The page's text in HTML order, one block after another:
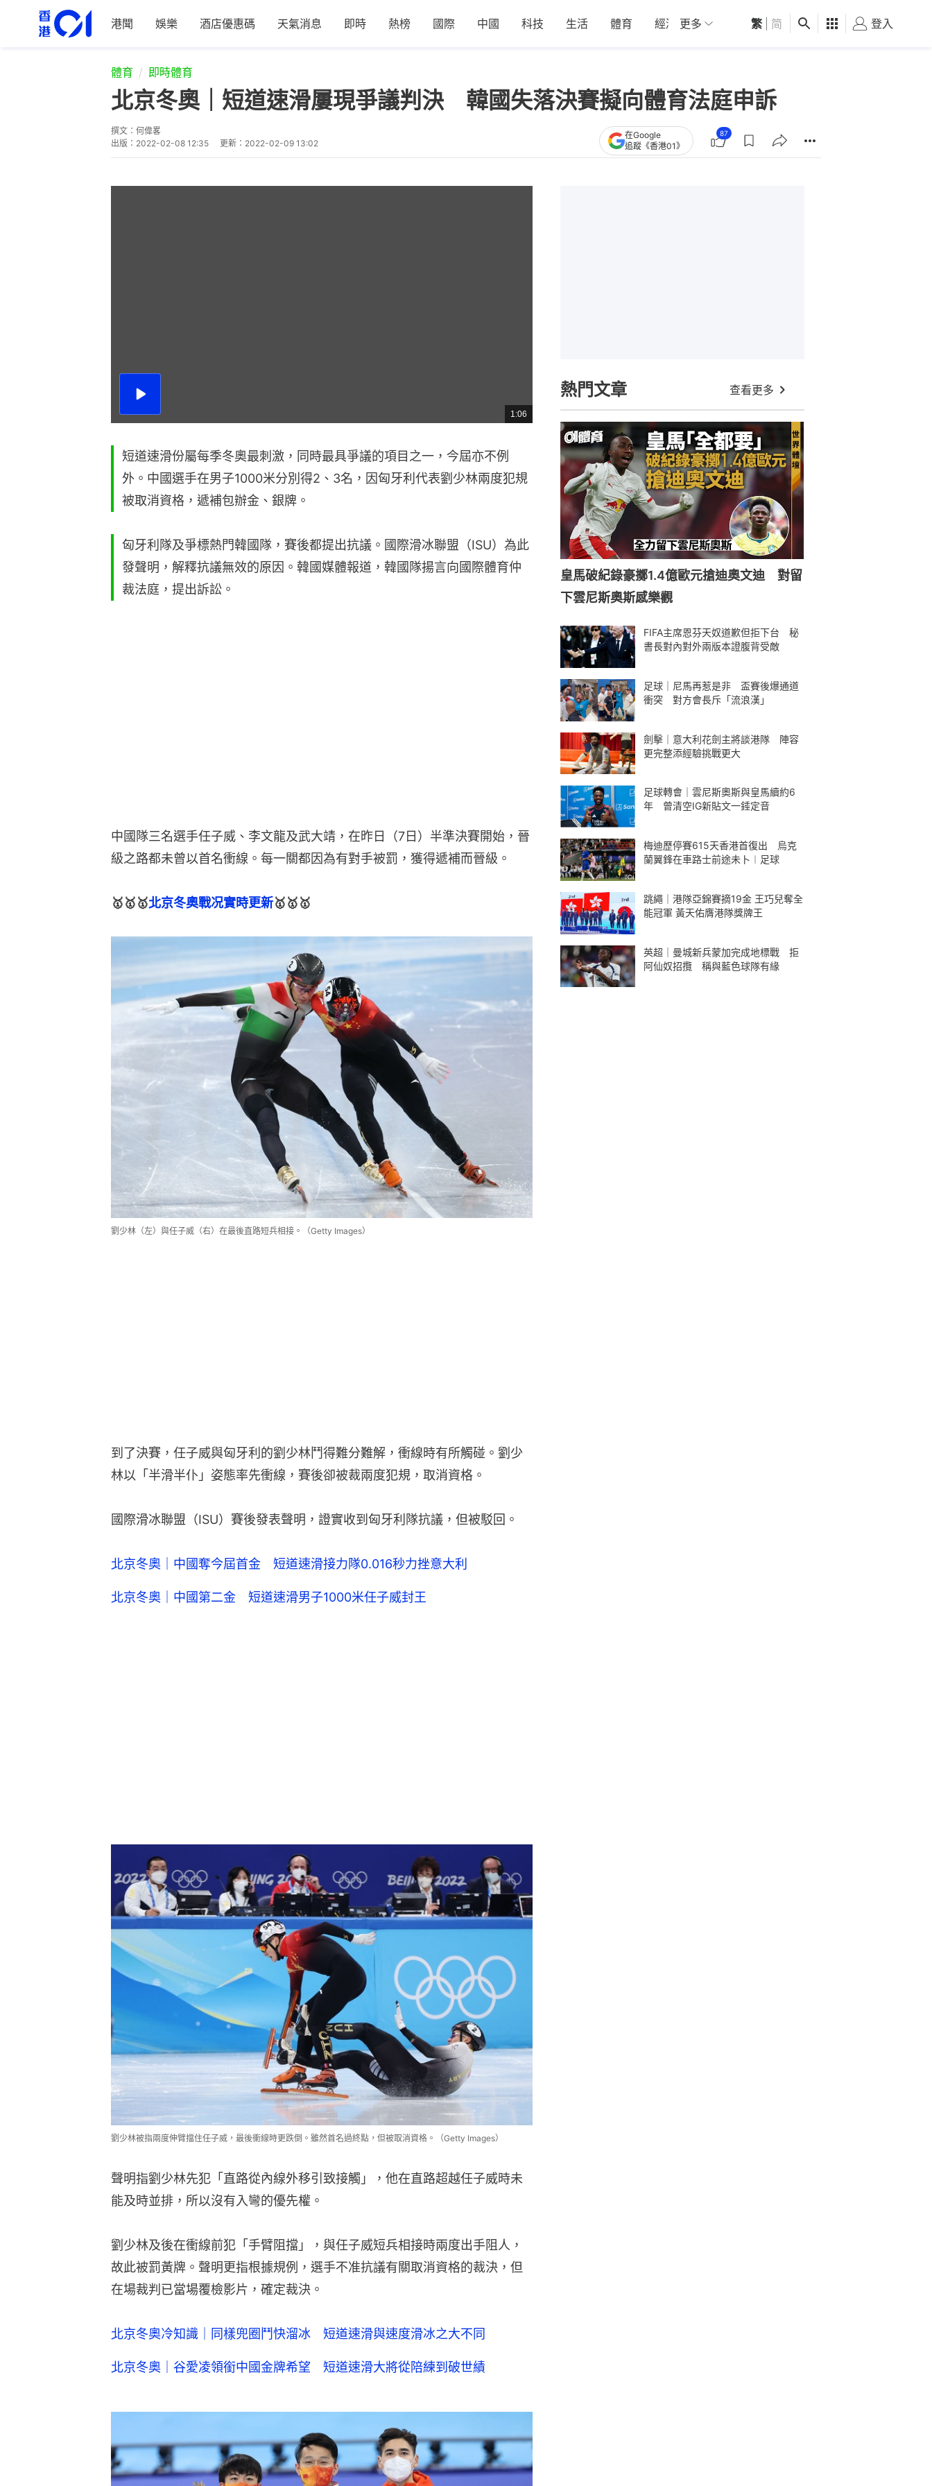
港聞 娛樂 酒店優惠碼 天氣消息 即時 熱榜 國際 中國 科技 生活 體育 經濟 01深圳 觀點 健康 好食玩飛
更多 繁 简 登入
體育 即時體育
北京冬奧｜短道速滑屢現爭議判決 韓國失落決賽擬向體育法庭申訴
撰文： 何偉畧
出版： 2022-02-08 12:35 更新： 2022-02-09 13:02
在Google
追蹤《香港01》
87
播
總
共
1:06
短道速滑份屬每季冬奧最刺激，同時最具爭議的項目之一，今屆亦不例
外。中國選手在男子1000米分別得2、3名，因匈牙利代表劉少林兩度犯規
被取消資格，遞補包辦金、銀牌。
匈牙利隊及爭標熱門韓國隊，賽後都提出抗議。國際滑冰聯盟（ISU）為此
發聲明，解釋抗議無效的原因。韓國媒體報道，韓國隊揚言向國際體育仲
裁法庭，提出訴訟。
中國隊三名選手任子威、李文龍及武大靖，在昨日（7日）半準決賽開始，晉
級之路都未曾以首名衝線。每一關都因為有對手被罰，獲得遞補而晉級。
🥇🥇🥇北京冬奧戰况實時更新🥇🥇🥇
劉少林（左）與任子威（右）在最後直路短兵相接。（Getty Images）
到了決賽，任子威與匈牙利的劉少林鬥得難分難解，衝線時有所觸碰。劉少
林以「半滑半仆」姿態率先衝線，賽後卻被裁兩度犯規，取消資格。
國際滑冰聯盟（ISU）賽後發表聲明，證實收到匈牙利隊抗議，但被駁回。
北京冬奧｜中國奪今屆首金 短道速滑接力隊0.016秒力挫意大利
北京冬奧｜中國第二金 短道速滑男子1000米任子威封王
劉少林被指兩度伸臂擋住任子威，最後衝線時更跌倒。雖然首名過終點，但被取消資格。（Getty Images）
聲明指劉少林先犯「直路從內線外移引致接觸」，他在直路超越任子威時未
能及時並排，所以沒有入彎的優先權。
劉少林及後在衝線前犯「手臂阻擋」，與任子威短兵相接時兩度出手阻人，
故此被罰黃牌。聲明更指根據規例，選手不准抗議有關取消資格的裁決，但
在場裁判已當場覆檢影片，確定裁決。
北京冬奧冷知識｜同樣兜圈鬥快溜冰 短道速滑與速度滑冰之大不同
北京冬奧｜谷愛凌領銜中國金牌希望 短道速滑大將從陪練到破世績
熱門文章 查看更多
皇馬破紀錄豪擲1.4億歐元搶迪奧文迪 對留
下雲尼斯奧斯感樂觀
FIFA主席恩芬天奴道歉但拒下台 秘
書長對內對外兩版本證腹背受敵
足球｜尼馬再惹是非 盃賽後爆通道
衝突 對方會長斥「流浪漢」
劍擊｜意大利花劍主將談港隊 陣容
更完整添經驗挑戰更大
足球轉會｜雲尼斯奧斯與皇馬續約6
年 曾清空IG新貼文一錘定音
梅迪歷停賽615天香港首復出 烏克
蘭翼鋒在車路士前途未卜︱足球
跳繩｜港隊亞錦賽摘19金 王巧兒奪全
能冠軍 黃天佑膺港隊獎牌王
英超｜曼城新兵蒙加完成地標戰 拒
阿仙奴招攬 稱與藍色球隊有緣